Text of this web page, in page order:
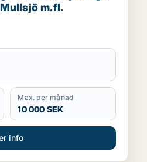
m.fl.
Max. per månad
10 000 SEK
info